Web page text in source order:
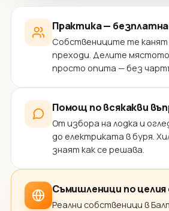
Практика —
Собствениците те канят
преходи. Делите
просто опита — без
Помощ по всякакви
От избора на лодка и
до електриката в буря.
знаят как се решава.
Съмишленици по целия
Реални собственици в